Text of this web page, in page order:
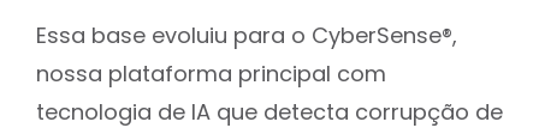
Essa base evoluiu para o CyberSense®,
nossa plataforma principal com
tecnologia de IA que detecta corrupção de